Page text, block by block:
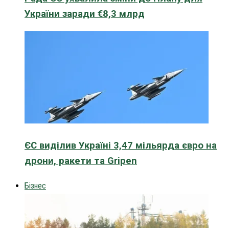
України заради €8,3 млрд
ЄС виділив Україні 3,47 мільярда євро на
дрони, ракети та Gripen
Бізнес